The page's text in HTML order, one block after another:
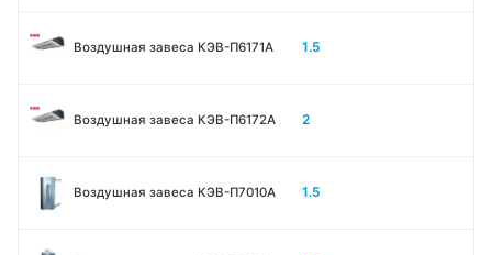
Воздушная завеса КЭВ-П6171А 1.5
Воздушная завеса КЭВ-П6172А 2
Воздушная завеса КЭВ-П7010A 1.5